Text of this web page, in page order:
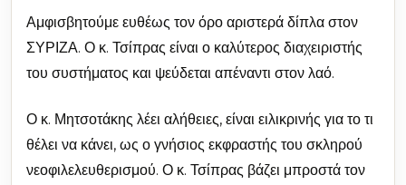
Αμφισβητούμε ευθέως τον όρο αριστερά δίπλα στον
ΣΥΡΙΖΑ. Ο κ. Τσίπρας είναι ο καλύτερος διαχειριστής
του συστήματος και ψεύδεται απέναντι στον λαό.
Ο κ. Μητσοτάκης λέει αλήθειες, είναι ειλικρινής για το τι
θέλει να κάνει, ως ο γνήσιος εκφραστής του σκληρού
νεοφιλελευθερισμού. Ο κ. Τσίπρας βάζει μπροστά τον